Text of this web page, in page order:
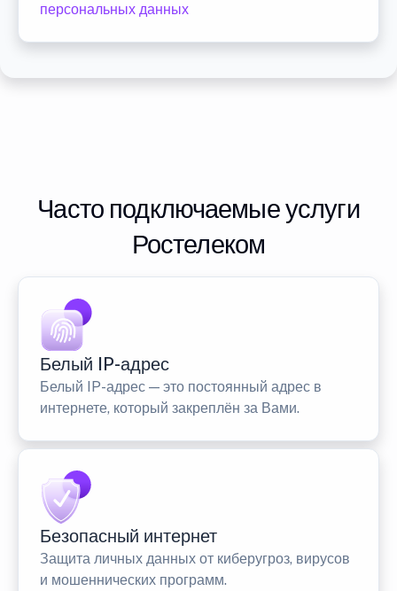
персональных данных
Часто подключаемые услуги
Ростелеком
Белый IP-адрес
Белый IP-адрес — это постоянный адрес в
интернете, который закреплён за Вами.
Безопасный интернет
Защита личных данных от киберугроз, вирусов
и мошеннических программ.